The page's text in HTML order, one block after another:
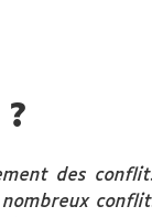
des
nombreux